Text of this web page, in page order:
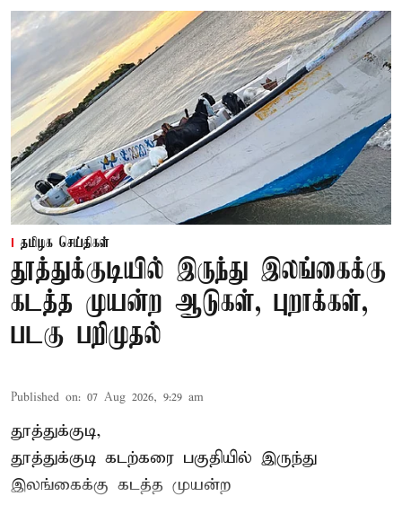
தமிழக செய்திகள்
தூத்துக்குடியில் இருந்து இலங்கைக்கு
கடத்த முயன்ற ஆடுகள், புறாக்கள்,
படகு பறிமுதல்
Published on: 07 Aug 2026, 9:29 am
தூத்துக்குடி,
தூத்துக்குடி கடற்கரை பகுதியில் இருந்து
இலங்கைக்கு கடத்த முயன்ற